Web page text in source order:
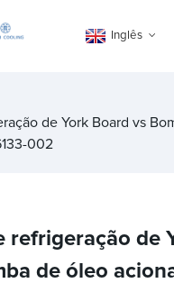
Inglês
de York Board vs
002
refrigeração de
de óleo